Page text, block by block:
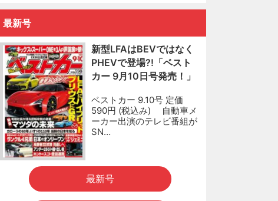
最新号
新型LFAはBEVではなく
PHEVで登場?!「ベスト
カー 9月10日号発売！」
ベストカー 9.10号 定価
590円 (税込み) 自動車メ
ーカー出演のテレビ番組が
SN…
最新号